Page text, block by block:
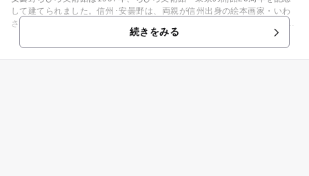
して建てられました。信州･安曇野は、両親が信州出身の絵本画家・いわ
さきちひろにとって、幼いころから親しんだ心のふるさとでした。美術館
のある松川村は、戦後、両親が開拓農民として暮らした土地で、ちひろは
折にふれてこの地を訪れ、数々のスケッチを残しています。 この美術館は
続きをみる